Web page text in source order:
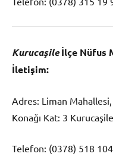
Kurucaşileİlçe Nüfus
İletişim:
Adres: Liman
Konağı Kat: 3
Telefon: (0378) 518